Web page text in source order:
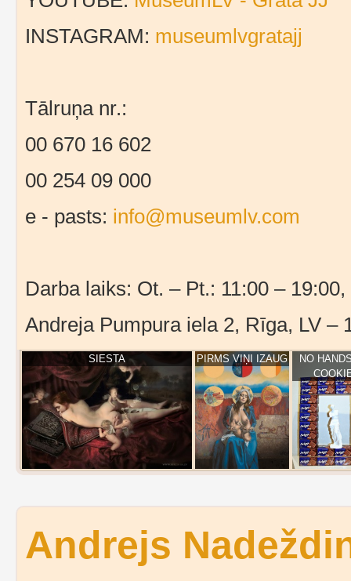
INSTAGRAM: museumlvgratajj
Tālruņa nr.:
00 670 16 602
00 254 09 000
e - pasts: info@museumlv.com
Darba laiks: Ot. – Pt.: 11:00 –
Andreja Pumpura iela 2, Rīga, LV –
SIESTA PIRMS VIŅI IZAUG
NO
Andrejs